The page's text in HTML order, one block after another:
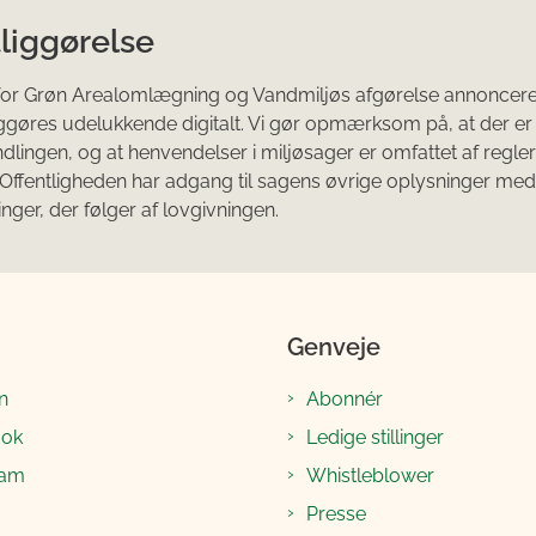
Grøn Arealomlægning og Vandmiljøs afgørelse
udelukkende digitalt. Vi gør opmærksom på, at der er
og at henvendelser i miljøsager er omfattet af
har adgang til sagens øvrige oplysninger
der følger af lovgivningen.
Genveje
Abonnér
Ledige stillinger
Whistleblower
Presse